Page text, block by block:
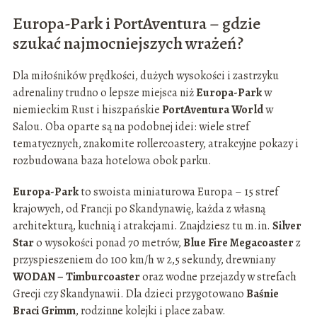
Europa-Park i PortAventura – gdzie
szukać najmocniejszych wrażeń?
Dla miłośników prędkości, dużych wysokości i zastrzyku
adrenaliny trudno o lepsze miejsca niżEuropa-Parkw
niemieckim Rust i hiszpańskiePortAventura Worldw
Salou. Oba oparte są na podobnej idei: wiele stref
tematycznych, znakomite rollercoastery, atrakcyjne pokazy i
rozbudowana baza hotelowa obok parku.
Europa-Parkto swoista miniaturowa Europa – 15 stref
krajowych, od Francji po Skandynawię, każda z własną
architekturą, kuchnią i atrakcjami. Znajdziesz tu m.in. Silver
Staro wysokości ponad 70 metrów,Blue Fire Megacoasterz
przyspieszeniem do 100 km/h w 2,5 sekundy, drewniany
WODAN – Timburcoasteroraz wodne przejazdy w strefach
Grecji czy Skandynawii. Dla dzieci przygotowanoBaśnie
Braci Grimm, rodzinne kolejki i place zabaw.